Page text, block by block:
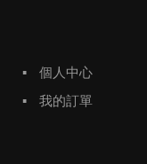
▪
個人中心
▪
我的訂單